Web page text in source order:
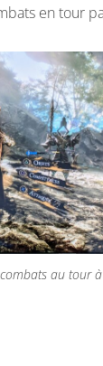
en tour
au tour